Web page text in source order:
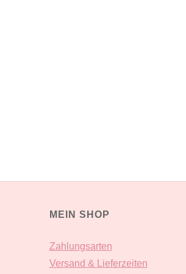
MEIN SHOP
Zahlungsarten
Versand & Lieferzeiten